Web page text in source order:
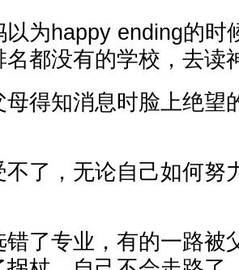
以为happy ending的时
名都没有的学校，去读
得知消息时脸上绝望
了，无论自己如何努
了专业，有的一路被